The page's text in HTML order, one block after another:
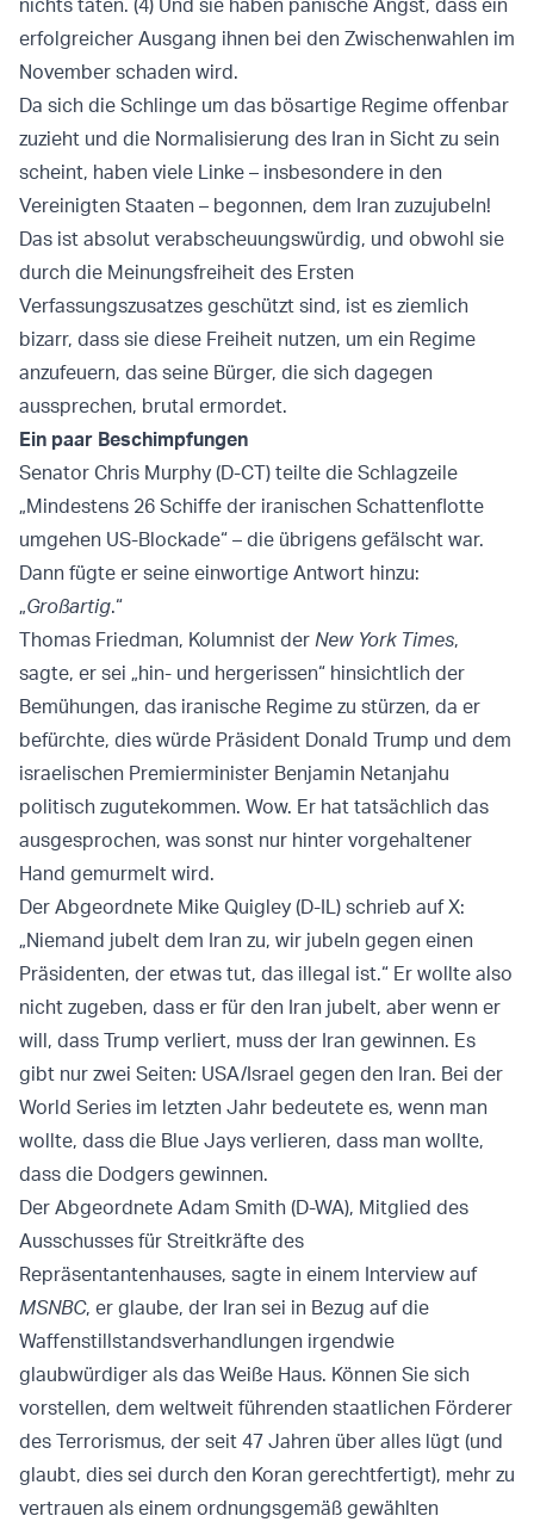
nichts taten. (4) Und sie haben panische Angst, dass ein
erfolgreicher Ausgang ihnen bei den Zwischenwahlen im
November schaden wird.
Da sich die Schlinge um das bösartige Regime offenbar
zuzieht und die Normalisierung des Iran in Sicht zu sein
scheint, haben viele Linke – insbesondere in den
Vereinigten Staaten – begonnen, dem Iran zuzujubeln!
Das ist absolut verabscheuungswürdig, und obwohl sie
durch die Meinungsfreiheit des Ersten
Verfassungszusatzes geschützt sind, ist es ziemlich
bizarr, dass sie diese Freiheit nutzen, um ein Regime
anzufeuern, das seine Bürger, die sich dagegen
aussprechen, brutal ermordet.
Ein paar Beschimpfungen
Senator Chris Murphy (D-CT) teilte die Schlagzeile
„Mindestens 26 Schiffe der iranischen Schattenflotte
umgehen US-Blockade“ – die übrigens gefälscht war.
Dann fügte er seine einwortige Antwort hinzu:
„Großartig.“
Thomas Friedman, Kolumnist der New York Times,
sagte, er sei „hin- und hergerissen“ hinsichtlich der
Bemühungen, das iranische Regime zu stürzen, da er
befürchte, dies würde Präsident Donald Trump und dem
israelischen Premierminister Benjamin Netanjahu
politisch zugutekommen. Wow. Er hat tatsächlich das
ausgesprochen, was sonst nur hinter vorgehaltener
Hand gemurmelt wird.
Der Abgeordnete Mike Quigley (D-IL) schrieb auf X:
„Niemand jubelt dem Iran zu, wir jubeln gegen einen
Präsidenten, der etwas tut, das illegal ist.“ Er wollte also
nicht zugeben, dass er für den Iran jubelt, aber wenn er
will, dass Trump verliert, muss der Iran gewinnen. Es
gibt nur zwei Seiten: USA/Israel gegen den Iran. Bei der
World Series im letzten Jahr bedeutete es, wenn man
wollte, dass die Blue Jays verlieren, dass man wollte,
dass die Dodgers gewinnen.
Der Abgeordnete Adam Smith (D-WA), Mitglied des
Ausschusses für Streitkräfte des
Repräsentantenhauses, sagte in einem Interview auf
MSNBC, er glaube, der Iran sei in Bezug auf die
Waffenstillstandsverhandlungen irgendwie
glaubwürdiger als das Weiße Haus. Können Sie sich
vorstellen, dem weltweit führenden staatlichen Förderer
des Terrorismus, der seit 47 Jahren über alles lügt (und
glaubt, dies sei durch den Koran gerechtfertigt), mehr zu
vertrauen als einem ordnungsgemäß gewählten